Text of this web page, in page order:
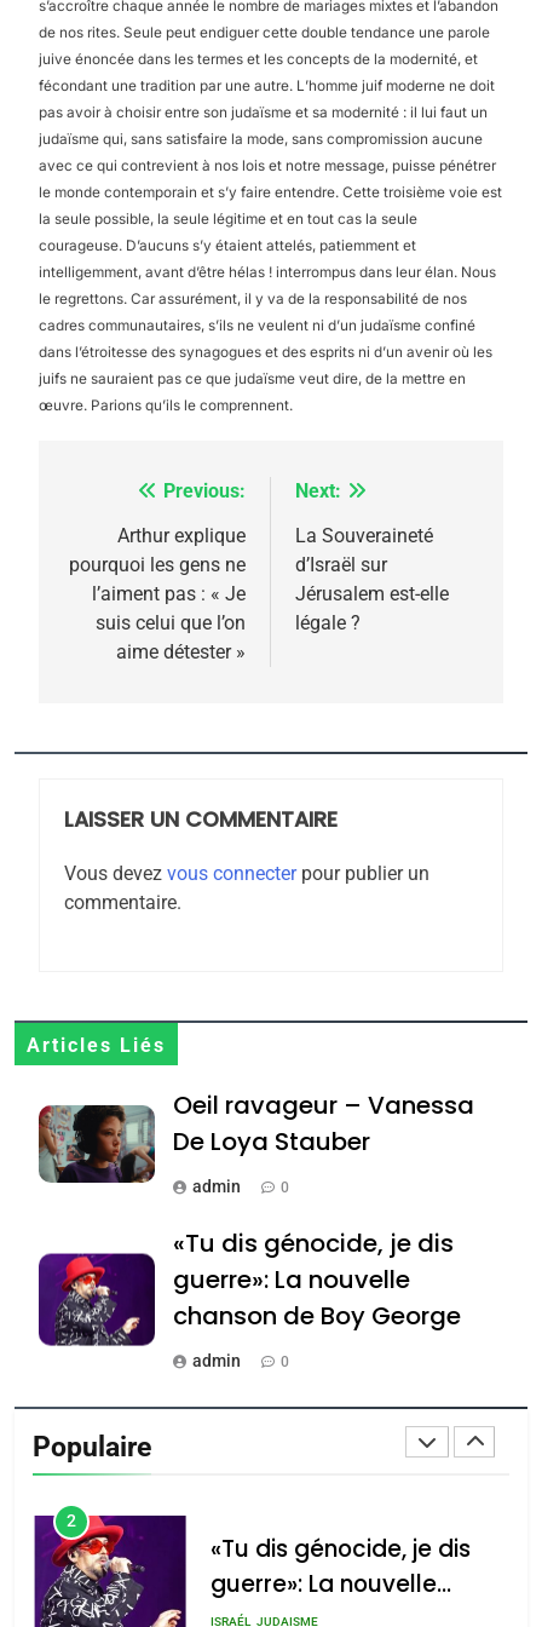
s’accroître chaque année le nombre de mariages mixtes et l’abandon
de nos rites. Seule peut endiguer cette double tendance une parole
juive énoncée dans les termes et les concepts de la modernité, et
fécondant une tradition par une autre. L’homme juif moderne ne doit
pas avoir à choisir entre son judaïsme et sa modernité : il lui faut un
judaïsme qui, sans satisfaire la mode, sans compromission aucune
avec ce qui contrevient à nos lois et notre message, puisse pénétrer
le monde contemporain et s’y faire entendre. Cette troisième voie est
la seule possible, la seule légitime et en tout cas la seule
courageuse. D’aucuns s’y étaient attelés, patiemment et
intelligemment, avant d’être hélas ! interrompus dans leur élan. Nous
le regrettons. Car assurément, il y va de la responsabilité de nos
cadres communautaires, s’ils ne veulent ni d’un judaïsme confiné
dans l’étroitesse des synagogues et des esprits ni d’un avenir où les
juifs ne sauraient pas ce que judaïsme veut dire, de la mettre en
œuvre. Parions qu’ils le comprennent.
Navigation
l’article
Previous:
Arthur explique
pourquoi les gens ne
l’aiment pas : « Je
suis celui que l’on
aime détester »
Next:
La Souveraineté
d’Israël sur
Jérusalem est-elle
légale ?
LAISSER UN COMMENTAIRE
Vous devez vous connecterpour publier un
commentaire.
Articles Liés
Oeil ravageur – Vanessa
De Loya Stauber
admin 0
«Tu dis génocide, je dis
guerre»: La nouvelle
chanson de Boy George
admin 0
Tout sur la Nostalgie
נשיא המדינה יצחק
הרצוג נפגש עם
נשיא ארגנטינה
חוויאר מיליי, במשכן
Accords d’Isaac: l’alliance
pourrait s’étendre à 13
pays d’Amérique latine
Populaire
2025, l’année la plus
rapport d’ADL contre
FRANCE ISRAÉL
6
Zrihen-Dvir
7
Jacques Hadida
JUDAISME
Maroc : Les amandes de
Tafraout, le miel de Tadla
Azilal consacrés produits
du terroir
2
«Tu dis génocide, je dis
guerre»: La nouvelle
chanson de Boy George
ISRAÉL JUDAISME